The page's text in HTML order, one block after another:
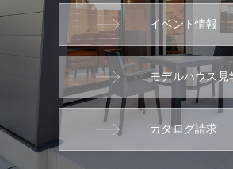
イベント情報
モデルハウス見
カタログ請求